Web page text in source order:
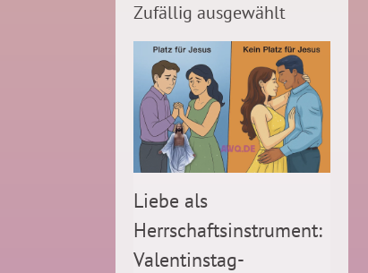
Zufällig ausgewählt
Liebe als
Herrschaftsinstrument:
Valentinstag-